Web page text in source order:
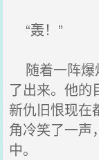
“轰！”
随着一阵爆
了出来。他的
新仇旧恨现在
角冷笑了一声
中。